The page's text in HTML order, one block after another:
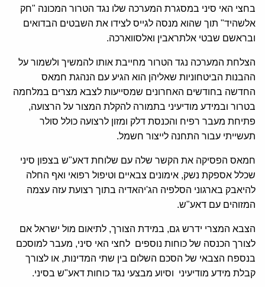
בחצי האי סיני במסגרת המערכה שלו נגד הטרור המכונה "חק
אלשהיד" תוך שהוא מנסה לגייס לצידו את השבטים הבדואים
ובראשם שבטי אלתראבין ואלסווארכה.
הצלחת המערכה נגד הטרור מחייבת אותו להמשיך ולשמור על
ההבנות הביטחוניות שאליהן הוא הגיע עם הנהגת חמאס
החדשה בחודשים האחרונים שמסייעות לצבא מצרים במלחמה
בטרור ובמידע מודיעיני בתמורה להקלת המצור על הרצועה,
פתיחת מעבר רפיח והכנסת דלק ומזון לרצועה כולל סולר
תעשייתי עבור התחנה לייצור חשמל.
חמאס הפסיקה את הקשר שלה עם שלוחת דאע"ש בצפון סיני
שכלל אספקת נשק, אימונים צבאיים וטיפול רפואי ואף החלה
להיאבק בארגוני הסלפיה הג'יהאדיה בתוך רצועת עזה עצמה
המזוהים עם דאע"ש.
הצבא המצרי ידרש גם, במידת הצורך, לתיאום מול ישראל אם
לצורך הכנסה של כוחות נוספים לחצי האי סיני, מעבר למוסכם
בנספח הצבאי של הסכם השלום בין שתי המדינות, או לצורך
קבלת מידע מודיעיני וסיוע מבצעי נגד כוחות דאע"ש בסיני.